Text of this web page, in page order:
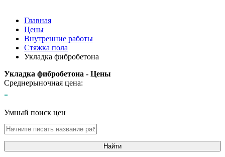
Главная
Цены
Внутренние работы
Стяжка пола
Укладка фибробетона
Укладка фибробетона - Цены
Среднерыночная цена:
-
Умный поиск цен
Найти